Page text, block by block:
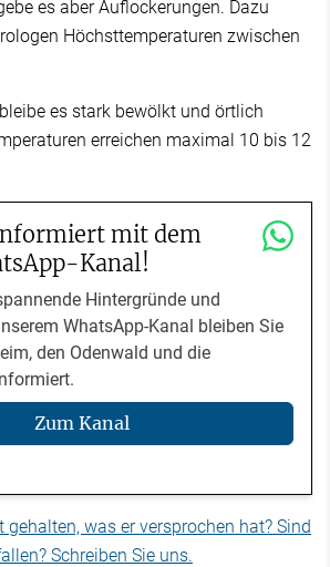
es aber Auflockerungen. Dazu
Höchsttemperaturen zwischen
es stark bewölkt und örtlich
erreichen maximal 10 bis 12
mit dem
Kanal!
Hintergründe und
WhatsApp-Kanal bleiben Sie
den Odenwald und die
Zum Kanal
gehalten, was er versprochen hat? Sind
Schreiben Sie uns.